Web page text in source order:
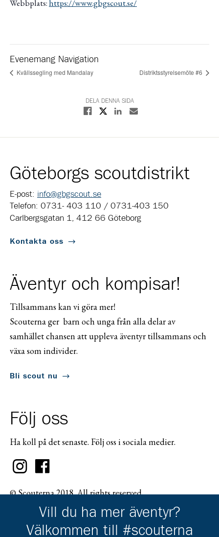
Webbplats:https://www.gbgscout.se/
Evenemang Navigation
Kvällssegling med Mandalay Distriktsstyrelsemöte #6
DELA DENNA SIDA
Dela på Facebook
Dela på XDela på Linkedin
Dela med E-post
Göteborgs scoutdistrikt
E-post: info@gbgscout.se
Telefon: 0731- 403 110 / 0731-403 150
Carlbergsgatan 1, 412 66 Göteborg
Kontakta oss
Äventyr och kompisar!
Tillsammans kan vi göra mer!
Scouterna ger barn och unga från alla delar av
samhället chansen att uppleva äventyr tillsammans och
växa som individer.
Bli scout nu
Följ oss
Ha koll på det senaste. Följ oss i sociala medier.
© Scouterna 2018. All rights reserved.
Vill du ha mer äventyr?
Välkommen till #scouterna